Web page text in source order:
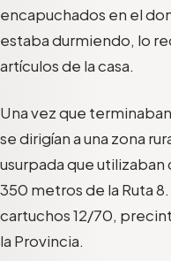
encapuchados en el
estaba durmiendo, lo
artículos de la casa.
Una vez que
se dirigían a una zona
usurpada que
350 metros de la Ruta
cartuchos 12/70,
la Provincia.